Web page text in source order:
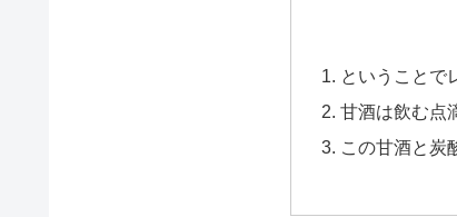
ということで
甘酒は飲む点
この甘酒と炭